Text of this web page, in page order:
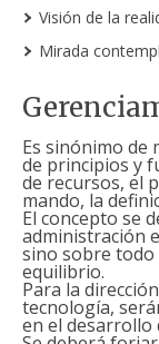
Visión de la
Mirada
Es sinónimo de
de principios y
de recursos, el
mando, la
El concepto se
administración
sino sobre todo
equilibrio.
Para la
tecnología,
en el desarrollo